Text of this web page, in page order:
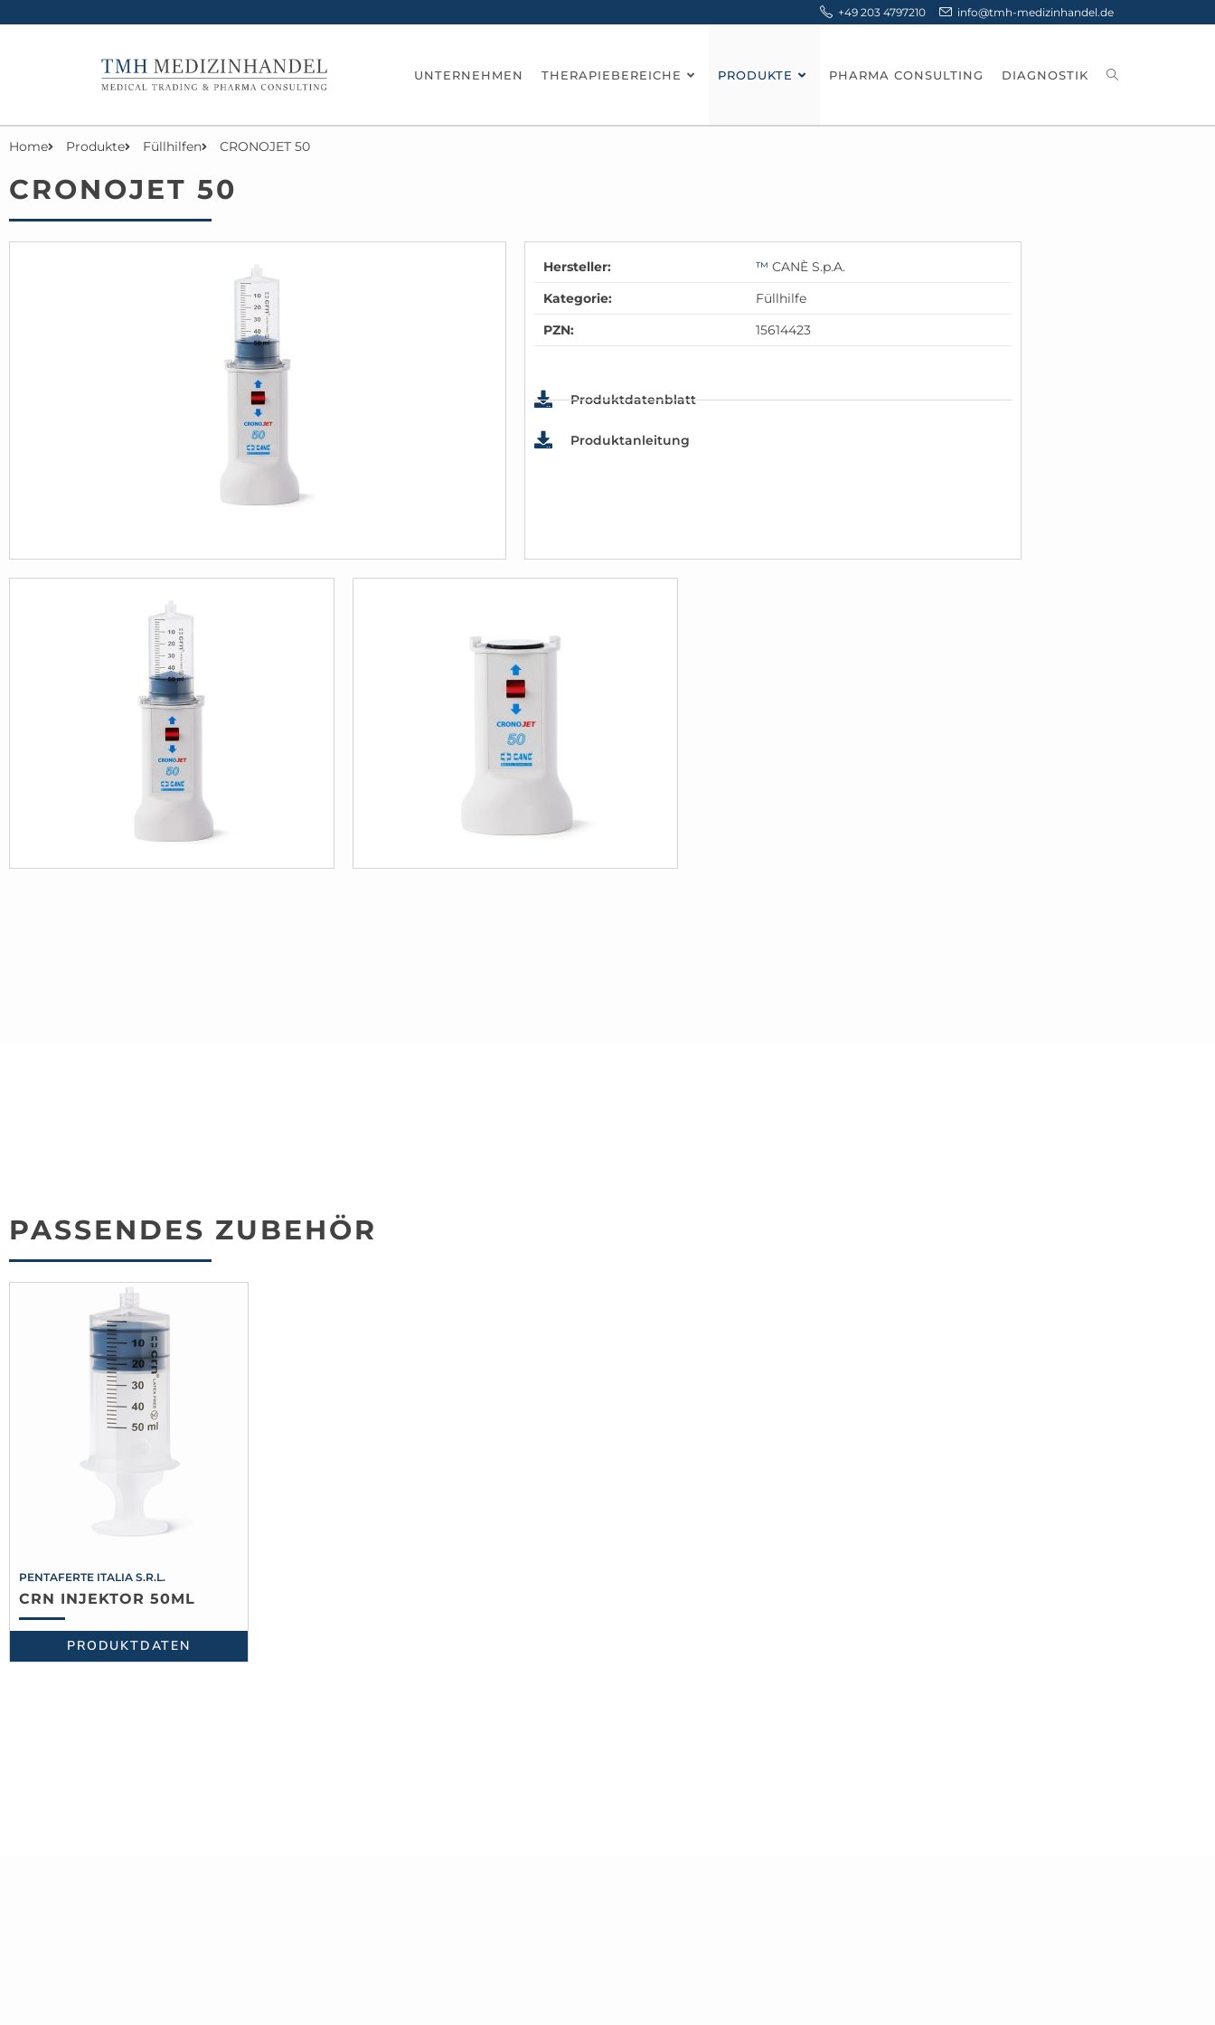
+49 203 4797210 info@tmh-medizinhandel.de
UNTERNEHMEN THERAPIEBEREICHE PRODUKTE PHARMA CONSULTING DIAGNOSTIK
Home Produkte Füllhilfen CRONOJET 50
CRONOJET 50
Hersteller: ™ CANÈ S.p.A.
Kategorie:
Füllhilfe
PZN:
15614423
Produktdatenblatt
Produktanleitung
PASSENDES ZUBEHÖR
PENTAFERTE ITALIA S.R.L.
CRN INJEKTOR 50ML
PRODUKTDATEN